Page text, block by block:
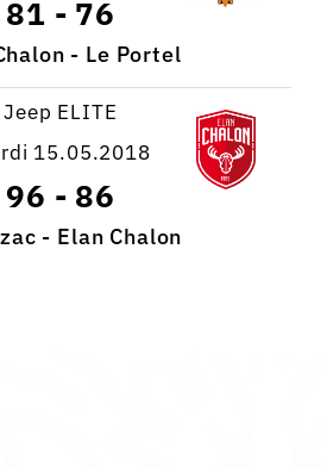
81 - 76
- Le Portel
Jeep ELITE
15.05.2018
96 - 86
- Elan Chalon